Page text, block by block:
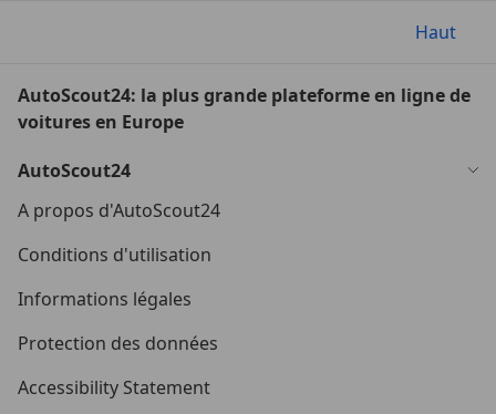
Haut
AutoScout24: la plus grande plateforme en ligne de
voitures en Europe
AutoScout24
A propos d'AutoScout24
Conditions d'utilisation
Informations légales
Protection des données
Accessibility Statement